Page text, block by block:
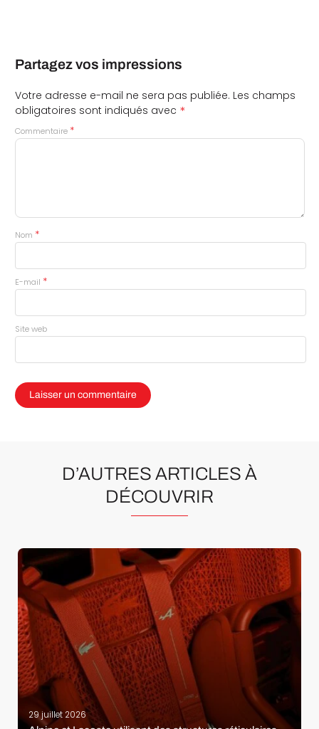
Partagez vos impressions
Votre adresse e-mail ne sera pas publiée. Les champs
obligatoires sont indiqués avec *
Commentaire *
Nom *
E-mail *
Site web
D’AUTRES ARTICLES À
DÉCOUVRIR
29 juillet 2026